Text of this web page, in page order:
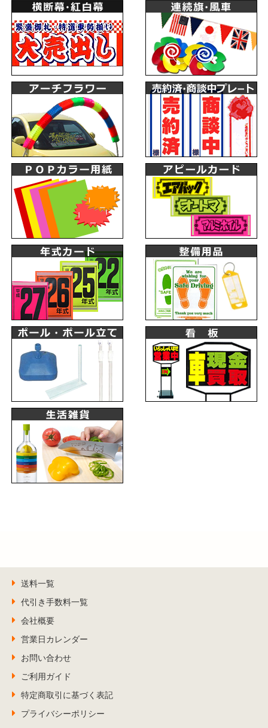
送料一覧
代引き手数料一覧
会社概要
営業日カレンダー
お問い合わせ
ご利用ガイド
特定商取引に基づく表記
プライバシーポリシー